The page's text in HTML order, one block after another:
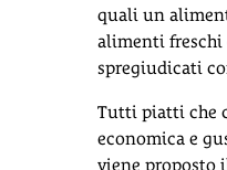
quali un
alimenti freschi
spregiudicati
Tutti piatti che
economica e
viene proposto